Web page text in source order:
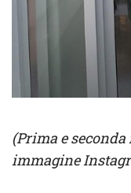
(Prima e
immagine